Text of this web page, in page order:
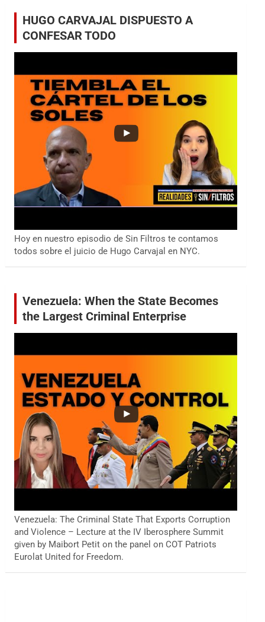
HUGO CARVAJAL DISPUESTO A
CONFESAR TODO
Hoy en nuestro episodio de Sin Filtros te contamos
todos sobre el juicio de Hugo Carvajal en NYC.
Venezuela: When the State Becomes
the Largest Criminal Enterprise
Venezuela: The Criminal State That Exports Corruption
and Violence – Lecture at the IV Iberosphere Summit
given by Maibort Petit on the panel on COT Patriots
Eurolat United for Freedom.